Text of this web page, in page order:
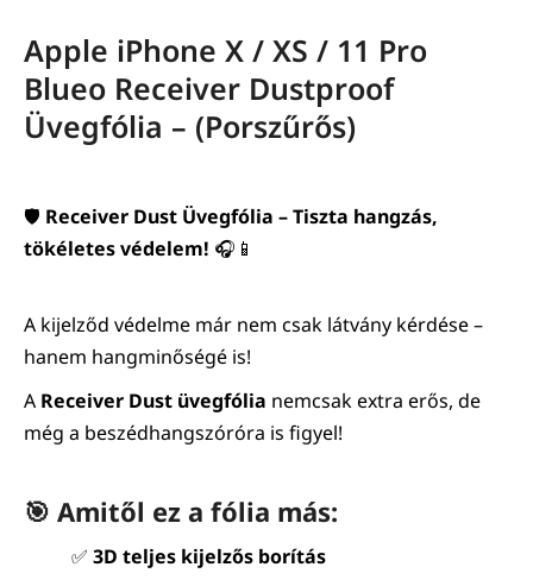
Apple iPhone X / XS / 11 Pro
Blueo Receiver Dustproof
Üvegfólia – (Porszűrős)
🛡️ Receiver Dust Üvegfólia – Tiszta hangzás,
tökéletes védelem! 🎧📱
A kijelződ védelme már nem csak látvány kérdése –
hanem hangminőségé is!
A Receiver Dust üvegfólia nemcsak extra erős, de
még a beszédhangszóróra is figyel!
🎯 Amitől ez a fólia más:
✅ 3D teljes kijelzős borítás